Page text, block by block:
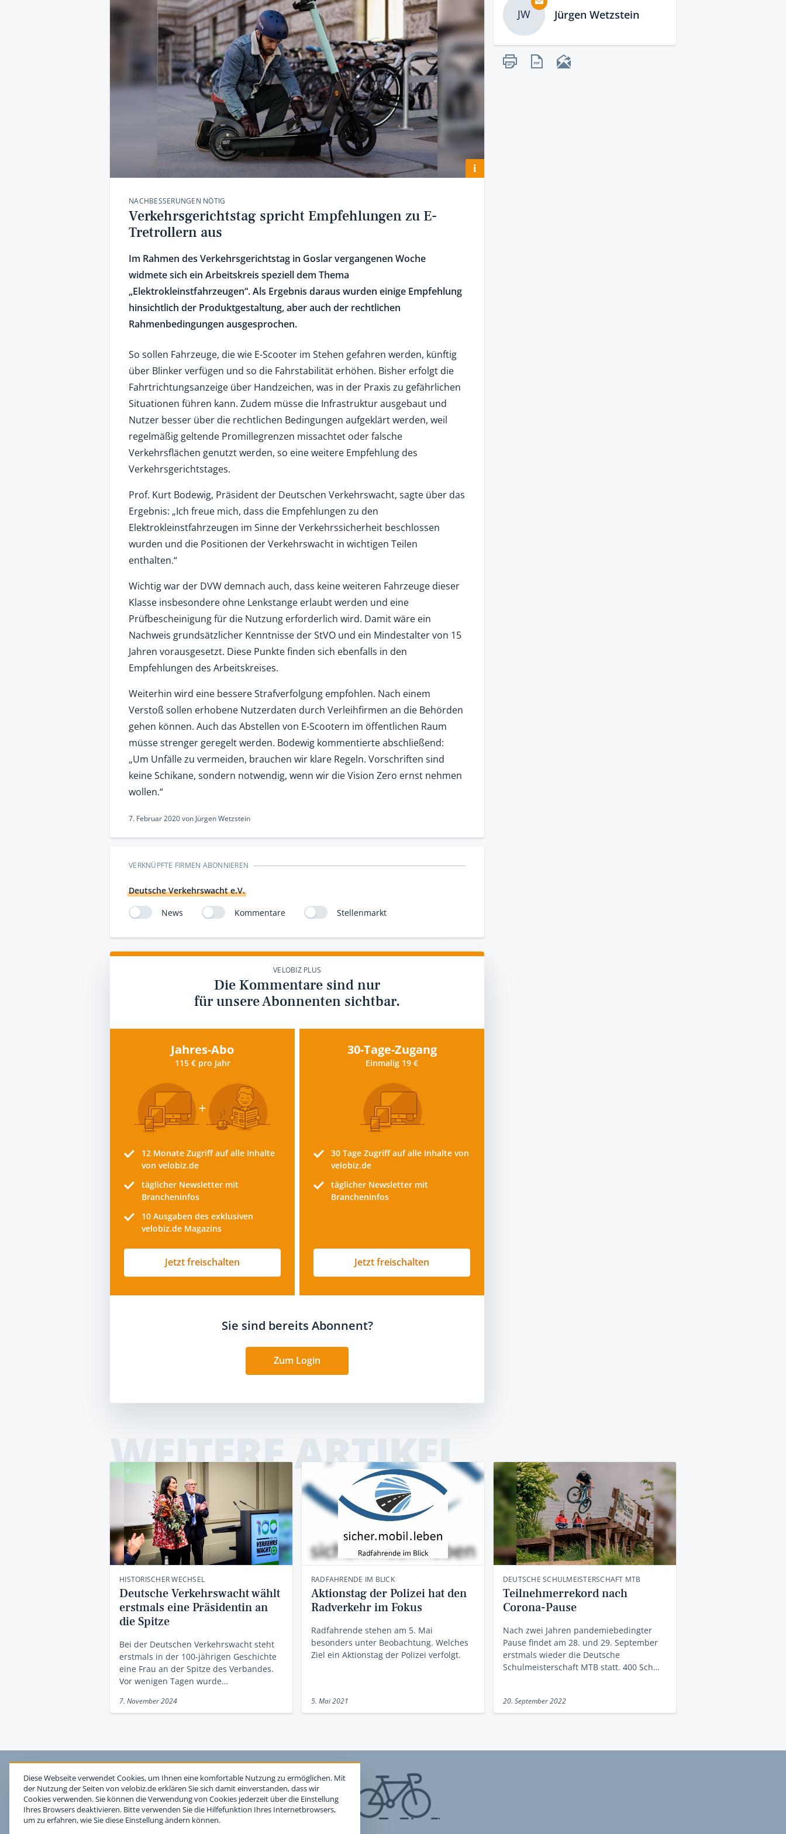
i
NACHBESSERUNGEN NÖTIG
Verkehrsgerichtstag spricht Empfehlungen zu E-
Tretrollern aus
Im Rahmen des Verkehrsgerichtstag in Goslar vergangenen Woche
widmete sich ein Arbeitskreis speziell dem Thema
„Elektrokleinstfahrzeugen“. Als Ergebnis daraus wurden einige Empfehlung
hinsichtlich der Produktgestaltung, aber auch der rechtlichen
Rahmenbedingungen ausgesprochen.
So sollen Fahrzeuge, die wie E-Scooter im Stehen gefahren werden, künftig
über Blinker verfügen und so die Fahrstabilität erhöhen. Bisher erfolgt die
Fahrtrichtungsanzeige über Handzeichen, was in der Praxis zu gefährlichen
Situationen führen kann. Zudem müsse die Infrastruktur ausgebaut und
Nutzer besser über die rechtlichen Bedingungen aufgeklärt werden, weil
regelmäßig geltende Promillegrenzen missachtet oder falsche
Verkehrsflächen genutzt werden, so eine weitere Empfehlung des
Verkehrsgerichtstages.
Prof. Kurt Bodewig, Präsident der Deutschen Verkehrswacht, sagte über das
Ergebnis: „Ich freue mich, dass die Empfehlungen zu den
Elektrokleinstfahrzeugen im Sinne der Verkehrssicherheit beschlossen
wurden und die Positionen der Verkehrswacht in wichtigen Teilen
enthalten.“
Wichtig war der DVW demnach auch, dass keine weiteren Fahrzeuge dieser
Klasse insbesondere ohne Lenkstange erlaubt werden und eine
Prüfbescheinigung für die Nutzung erforderlich wird. Damit wäre ein
Nachweis grundsätzlicher Kenntnisse der StVO und ein Mindestalter von 15
Jahren vorausgesetzt. Diese Punkte finden sich ebenfalls in den
Empfehlungen des Arbeitskreises.
Weiterhin wird eine bessere Strafverfolgung empfohlen. Nach einem
Verstoß sollen erhobene Nutzerdaten durch Verleihfirmen an die Behörden
gehen können. Auch das Abstellen von E-Scootern im öffentlichen Raum
müsse strenger geregelt werden. Bodewig kommentierte abschließend:
„Um Unfälle zu vermeiden, brauchen wir klare Regeln. Vorschriften sind
keine Schikane, sondern notwendig, wenn wir die Vision Zero ernst nehmen
wollen.“
7. Februar 2020von Jürgen Wetzstein
VERKNÜPFTE FIRMEN ABONNIEREN
Deutsche Verkehrswacht e.V.
News
Kommentare Stellenmarkt
VELOBIZ PLUS
Die Kommentare sind nur
für unsere Abonnenten sichtbar.
Jahres-Abo
115 € pro Jahr
12 Monate Zugriff auf alle Inhalte
von velobiz.de
täglicher Newsletter mit
Brancheninfos
10 Ausgaben des exklusiven
velobiz.de Magazins
Jetzt freischalten
30-Tage-Zugang
Einmalig 19 €
30 Tage Zugriff auf alle Inhalte von
velobiz.de
täglicher Newsletter mit
Brancheninfos
Jetzt freischalten
Sie sind bereits Abonnent?
Zum Login
JW Jürgen Wetzstein
WEITERE ARTIKEL
HISTORISCHER WECHSEL
Deutsche Verkehrswacht wählt
erstmals eine Präsidentin an
die Spitze
Bei der Deutschen Verkehrswacht steht
erstmals in der 100-jährigen Geschichte
eine Frau an der Spitze des Verbandes.
Vor wenigen Tagen wurde…
7. November 2024
RADFAHRENDE IM BLICK
Aktionstag der Polizei hat den
Radverkehr im Fokus
Radfahrende stehen am 5. Mai
besonders unter Beobachtung. Welches
Ziel ein Aktionstag der Polizei verfolgt.
5. Mai 2021
DEUTSCHE SCHULMEISTERSCHAFT MTB
Teilnehmerrekord nach
Corona-Pause
Nach zwei Jahren pandemiebedingter
Pause findet am 28. und 29. September
erstmals wieder die Deutsche
Schulmeisterschaft MTB statt. 400 Sch…
20. September 2022
Diese Webseite verwendet Cookies, um Ihnen eine komfortable Nutzung zu ermöglichen. Mit
der Nutzung der Seiten von velobiz.de erklären Sie sich damit einverstanden, dass wir
Cookies verwenden. Sie können die Verwendung von Cookies jederzeit über die Einstellung
Ihres Browsers deaktivieren. Bitte verwenden Sie die Hilfefunktion Ihres Internetbrowsers,
um zu erfahren, wie Sie diese Einstellung ändern können.